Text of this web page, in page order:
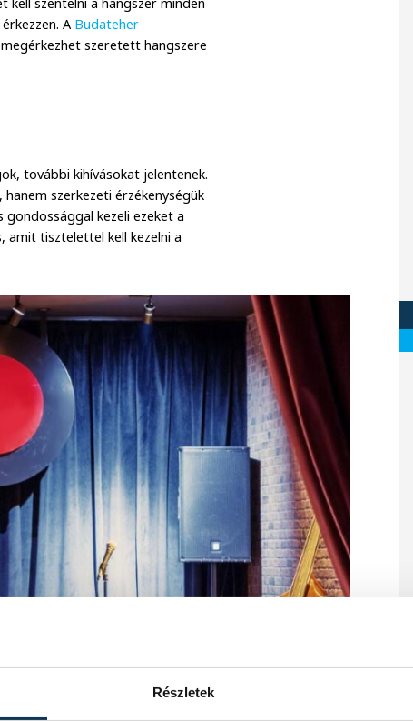
Részletek
A Budateher
szeretett hangszere
további kihívásokat jelentenek.
szerkezeti érzékenységük
kezeli ezeket a
amit tisztelettel kell kezelni a